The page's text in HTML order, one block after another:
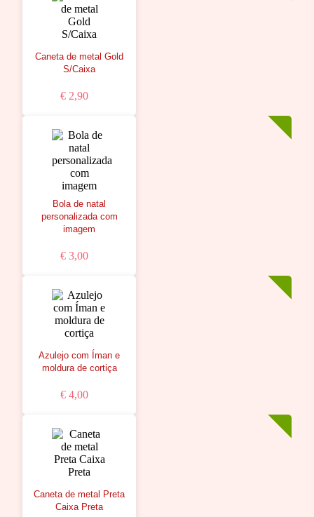
Caneta de metal Gold
S/Caixa
€ 2,90
Bola de natal
personalizada com
imagem
€ 3,00
Azulejo com Íman e
moldura de cortiça
€ 4,00
Caneta de metal Preta
Caixa Preta